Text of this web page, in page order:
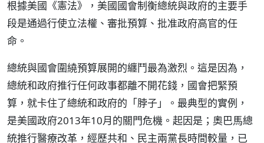
根據美國《憲法》，美國國會制衡總統與政府的主要手
段是通過行使立法權、審批預算、批准政府高官的任
命。
總統與國會圍繞預算展開的纏鬥最為激烈。這是因為，
總統和政府推行任何政事都離不開花錢，國會把緊預
算，就卡住了總統和政府的「脖子」。最典型的實例，
是美國政府2013年10月的關門危機。起因是；奧巴馬總
統推行醫療改革，經歷共和、民主兩黨長時間較量，已